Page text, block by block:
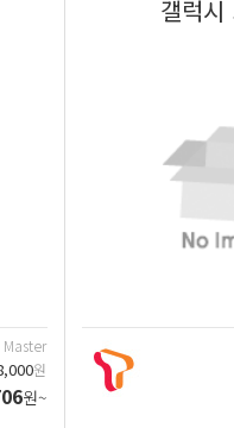
Master
원
원~
갤럭